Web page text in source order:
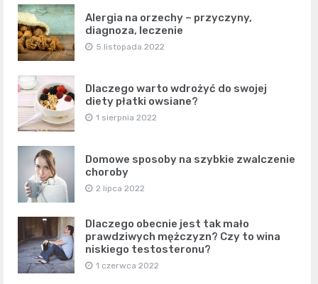
Alergia na orzechy – przyczyny,
diagnoza, leczenie
5 listopada 2022
Dlaczego warto wdrożyć do swojej
diety płatki owsiane?
1 sierpnia 2022
Domowe sposoby na szybkie zwalczenie
choroby
2 lipca 2022
Dlaczego obecnie jest tak mało
prawdziwych mężczyzn? Czy to wina
niskiego testosteronu?
1 czerwca 2022